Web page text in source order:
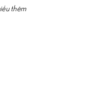
thêm